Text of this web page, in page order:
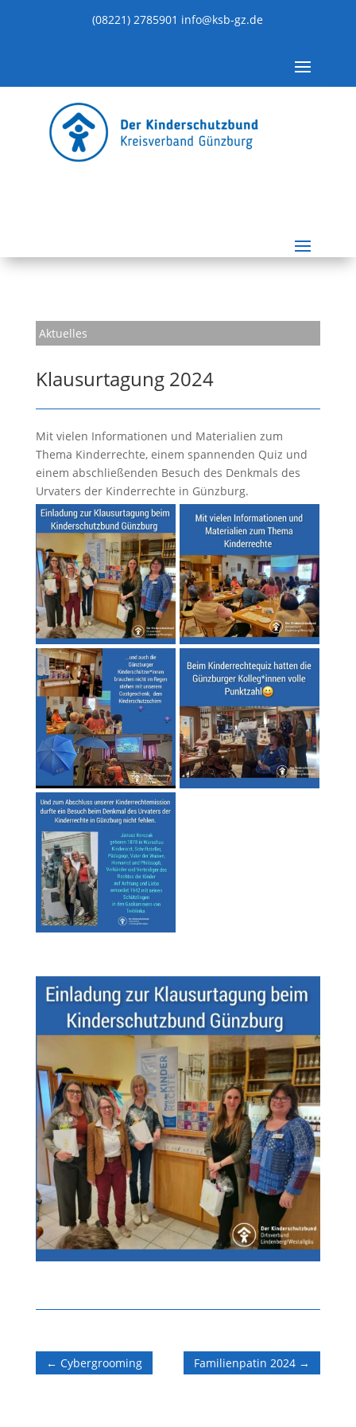
(08221) 2785901 info@ksb-gz.de
Aktuelles
Klausurtagung 2024
Mit vielen Informationen und Materialien zum
Thema Kinderrechte, einem spannenden Quiz und
einem abschließenden Besuch des Denkmals des
Urvaters der Kinderrechte in Günzburg.
← Cybergrooming Familienpatin 2024 →